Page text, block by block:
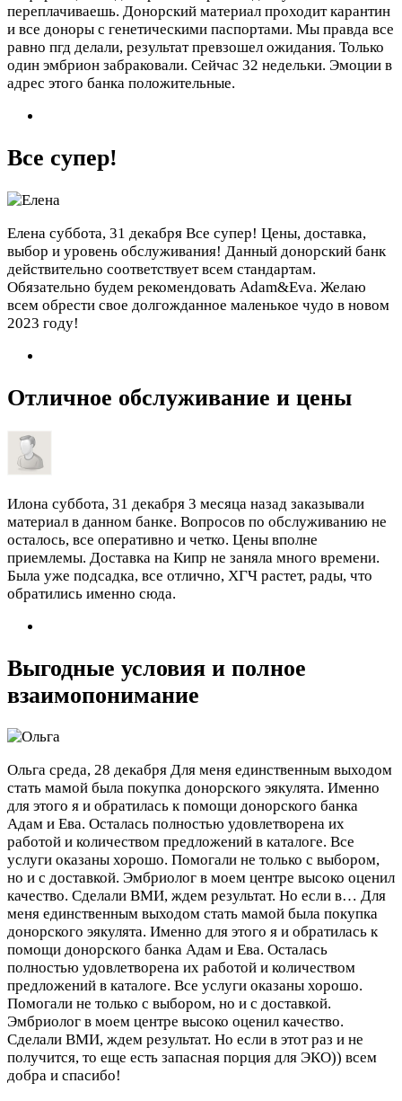
переплачиваешь. Донорский материал проходит карантин
и все доноры с генетическими паспортами. Мы правда все
равно пгд делали, результат превзошел ожидания. Только
один эмбрион забраковали. Сейчас 32 недельки. Эмоции в
адрес этого банка положительные.
Все супер!
Елена суббота, 31 декабря Все супер! Цены, доставка,
выбор и уровень обслуживания! Данный донорский банк
действительно соответствует всем стандартам.
Обязательно будем рекомендовать Adam&Eva. Желаю
всем обрести свое долгожданное маленькое чудо в новом
2023 году!
Отличное обслуживание и цены
Илона суббота, 31 декабря 3 месяца назад заказывали
материал в данном банке. Вопросов по обслуживанию не
осталось, все оперативно и четко. Цены вполне
приемлемы. Доставка на Кипр не заняла много времени.
Была уже подсадка, все отлично, ХГЧ растет, рады, что
обратились именно сюда.
Выгодные условия и полное
взаимопонимание
Ольга среда, 28 декабря Для меня единственным выходом
стать мамой была покупка донорского эякулята. Именно
для этого я и обратилась к помощи донорского банка
Адам и Ева. Осталась полностью удовлетворена их
работой и количеством предложений в каталоге. Все
услуги оказаны хорошо. Помогали не только с выбором,
но и с доставкой. Эмбриолог в моем центре высоко оценил
качество. Сделали ВМИ, ждем результат. Но если в… Для
меня единственным выходом стать мамой была покупка
донорского эякулята. Именно для этого я и обратилась к
помощи донорского банка Адам и Ева. Осталась
полностью удовлетворена их работой и количеством
предложений в каталоге. Все услуги оказаны хорошо.
Помогали не только с выбором, но и с доставкой.
Эмбриолог в моем центре высоко оценил качество.
Сделали ВМИ, ждем результат. Но если в этот раз и не
получится, то еще есть запасная порция для ЭКО)) всем
добра и спасибо!